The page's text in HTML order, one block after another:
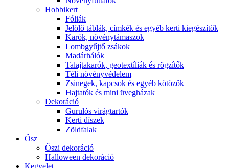
Hobbikert
Fóliák
Jelölő táblák, címkék és egyéb kerti kiegészítők
Karók, növénytámaszok
Lombgyűjtő zsákok
Madárhálók
Talajtakarók, geotextíliák és rögzítők
Téli növényvédelem
Zsinegek, kapcsok és egyéb kötözők
Hajtatók és mini üvegházak
Dekoráció
Gurulós virágtartók
Kerti díszek
Zöldfalak
Ősz
Őszi dekoráció
Halloween dekoráció
Kegyelet